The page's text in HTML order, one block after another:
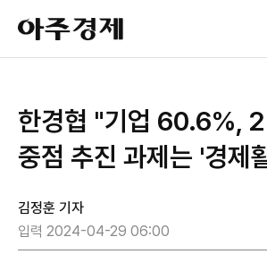
아
주
경
한경협 "기업 60.6%,
중점 추진 과제는 '경제
김정훈 기자
입력 2024-04-29 06:00